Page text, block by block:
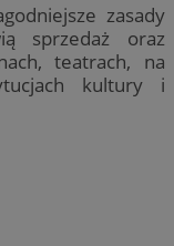
zasady
sprzedaż oraz
teatrach, na
kultury i